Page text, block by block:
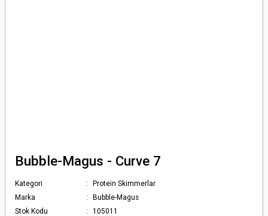
Bubble-Magus - Curve 7
Kategori
Protein Skimmerlar
Marka
Bubble-Magus
Stok Kodu
105011